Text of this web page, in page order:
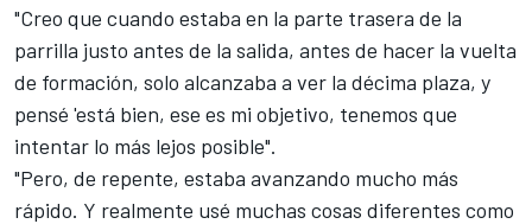
"Creo que cuando estaba en la parte trasera de la
parrilla justo antes de la salida, antes de hacer la vuelta
de formación, solo alcanzaba a ver la décima plaza, y
pensé 'está bien, ese es mi objetivo, tenemos que
intentar lo más lejos posible".
"Pero, de repente, estaba avanzando mucho más
rápido. Y realmente usé muchas cosas diferentes como